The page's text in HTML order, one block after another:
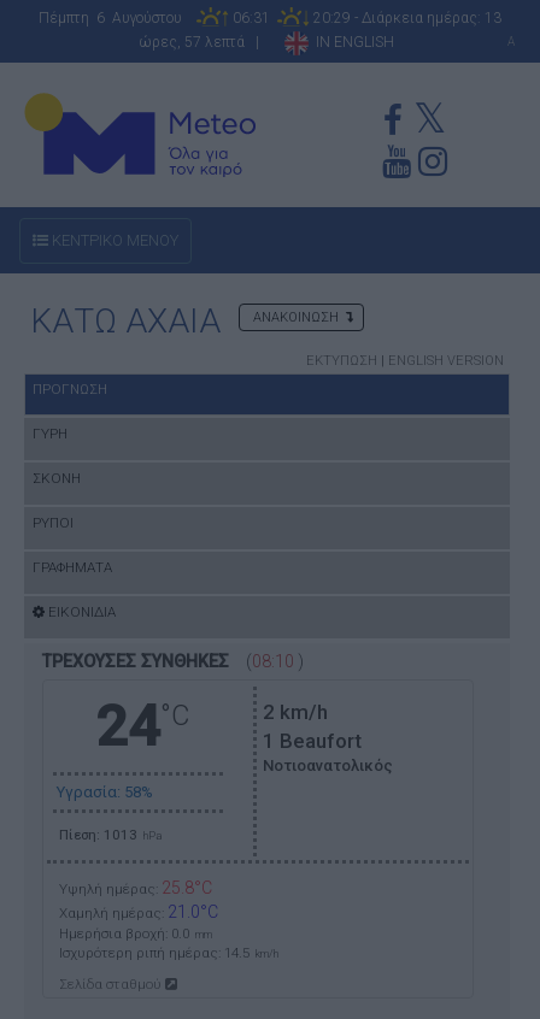
Πέμπτη 6 Αυγούστου 06:31
20:29 - Διάρκεια ημέρας: 13
ώρες, 57 λεπτά |
IN ENGLISH A
ΚΕΝΤΡΙΚΟ ΜΕΝΟΥ
ΚΑΤΩ ΑΧΑΙΑ ΑΝΑΚΟΙΝΩΣΗ
ΕΚΤΥΠΩΣΗ | ENGLISH VERSION
ΠΡΟΓΝΩΣΗ
ΓΥΡΗ
ΣΚΟΝΗ
ΡΥΠΟΙ
ΓΡΑΦΗΜΑΤΑ
ΕΙΚΟΝΙΔΙΑ
ΤΡΕΧΟΥΣΕΣ ΣΥΝΘΗΚΕΣ (08:10 )
24°C
Υγρασία: 58%
Πίεση: 1013 hPa
2 km/h
1 Beaufort
Νοτιοανατολικός
Υψηλή ημέρας: 25.8°C
Χαμηλή ημέρας: 21.0°C
Ημερήσια βροχή: 0.0 mm
Ισχυρότερη ριπή ημέρας: 14.5 km/h
Σελίδα σταθμού